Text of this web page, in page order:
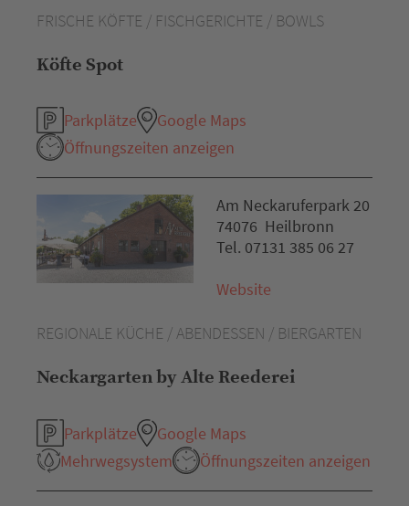
FRISCHE KÖFTE / FISCHGERICHTE / BOWLS
Köfte Spot
Parkplätze
Google Maps
Öffnungszeiten anzeigen
REGIONALE KÜCHE / ABENDESSEN / BIERGARTEN
Neckargarten by Alte Reederei
Parkplätze
Google Maps
Mehrwegsystem
Öffnungszeiten anzeigen
Am Neckaruferpark 20
74076 Heilbronn
Tel. 07131 385 06 27
Website